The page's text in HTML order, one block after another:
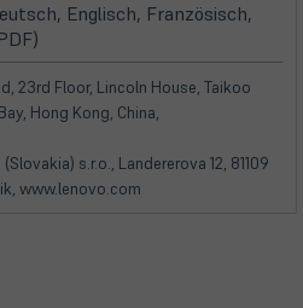
Englisch, Französisch,
in
neuem
Tab)
23rd Floor, Lincoln House, Taikoo
Hong Kong, China,
s.r.o., Landererova 12, 81109
www.lenovo.com